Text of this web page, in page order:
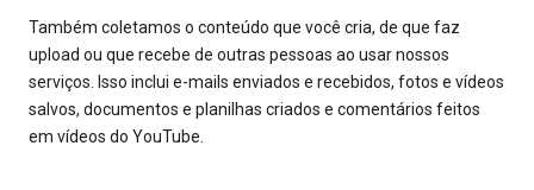
Também coletamos o conteúdo que você cria, de que faz
upload ou que recebe de outras pessoas ao usar nossos
serviços. Isso inclui e-mails enviados e recebidos, fotos e vídeos
salvos, documentos e planilhas criados e comentários feitos
em vídeos do YouTube.